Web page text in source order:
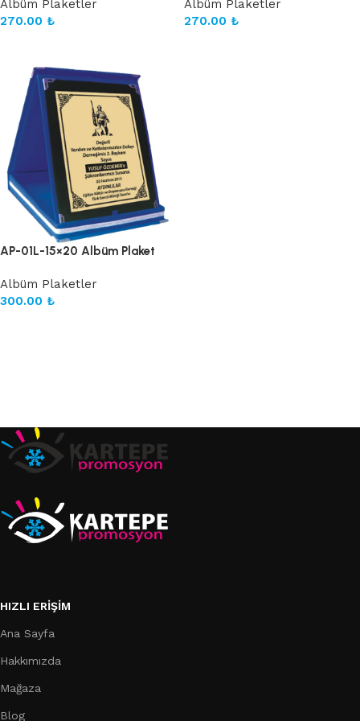
Albüm Plaketler
270.00 ₺
Albüm Plaketler
270.00 ₺
AP-01L-15×20 Albüm Plaket
Albüm Plaketler
300.00 ₺
HIZLI ERIŞIM
Ana Sayfa
Hakkımızda
Mağaza
Blog